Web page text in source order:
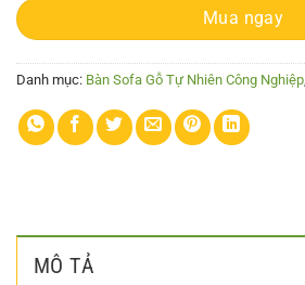
Mua ngay
Danh mục: Bàn Sofa Gỗ Tự Nhiên Công Nghiệp
MÔ TẢ